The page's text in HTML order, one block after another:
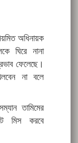
অধিনায়ক
ঘিরে নানা
ফেলেছে।
না বলে
তামিমের
মিস করবে